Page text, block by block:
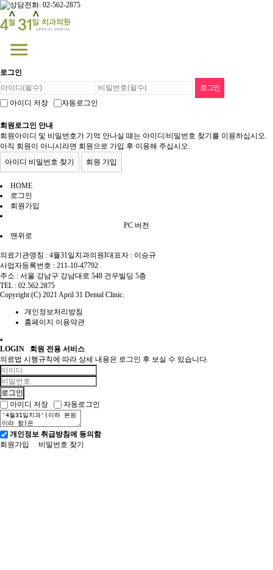
로그인
아이디 저장 자동로그인
회원로그인 안내
회원아이디 및 비밀번호가 기억 안나실 때는 아이디/비밀번호 찾기를 이용하십시오.
아직 회원이 아니시라면 회원으로 가입 후 이용해 주십시오.
아이디 비밀번호 찾기
회원 가입
HOME
로그인
회원가입
PC 버전
맨위로
의료기관명칭 : 4월31일치과의원I대표자 : 이승규
사업자등록번호 : 211-10-47792
주소 : 서울 강남구 강남대로 548 건우빌딩 5층
TEL : 02.562.2875
Copyright (C) 2021 April 31 Dental Clinic.
개인정보처리방침
홈페이지 이용약관
LOGIN 회원 전용 서비스
의료법 시행규칙에 따라 상세 내용은 로그인 후 보실 수 있습니다.
아이디 저장 자동로그인
개인정보 취급방침에 동의함
회원가입
비밀번호 찾기